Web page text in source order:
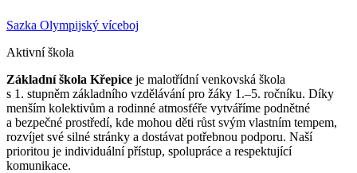
Sazka Olympijský víceboj
Aktivní škola
Základní škola Křepice je malotřídní venkovská škola
s 1. stupněm základního vzdělávání pro žáky 1.–5. ročníku. Díky
menším kolektivům a rodinné atmosféře vytváříme podnětné
a bezpečné prostředí, kde mohou děti růst svým vlastním tempem,
rozvíjet své silné stránky a dostávat potřebnou podporu. Naší
prioritou je individuální přístup, spolupráce a respektující
komunikace.